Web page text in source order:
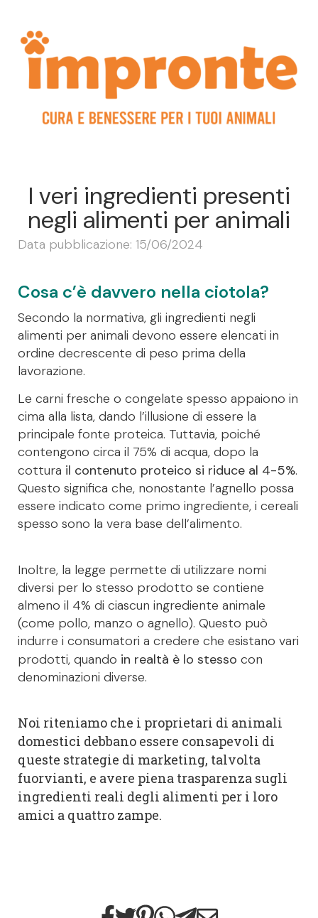
I veri ingredienti presenti
negli alimenti per animali
Data pubblicazione: 15/06/2024
Cosa c’è davvero nella ciotola?
Secondo la normativa, gli ingredienti negli
alimenti per animali devono essere elencati in
ordine decrescente di peso prima della
lavorazione.
Le carni fresche o congelate spesso appaiono in
cima alla lista, dando l’illusione di essere la
principale fonte proteica. Tuttavia, poiché
contengono circa il 75% di acqua, dopo la
cottura il contenuto proteico si riduce al 4-5%.
Questo significa che, nonostante l’agnello possa
essere indicato come primo ingrediente, i cereali
spesso sono la vera base dell’alimento.
Inoltre, la legge permette di utilizzare nomi
diversi per lo stesso prodotto se contiene
almeno il 4% di ciascun ingrediente animale
(come pollo, manzo o agnello). Questo può
indurre i consumatori a credere che esistano vari
prodotti, quando in realtà è lo stesso con
denominazioni diverse.
Noi riteniamo che i proprietari di animali
domestici debbano essere consapevoli di
queste strategie di marketing, talvolta
fuorvianti, e avere piena trasparenza sugli
ingredienti reali degli alimenti per i loro
amici a quattro zampe.